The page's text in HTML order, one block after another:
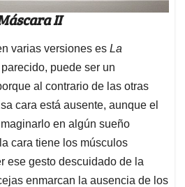
II
varias versiones es La
puede ser un
al contrario de las otras
cara está ausente, aunque el
en algún sueño
cara tiene los músculos
ese gesto descuidado de la
enmarcan la ausencia de los